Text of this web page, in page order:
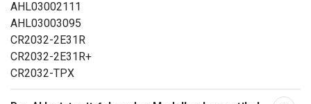
AHL03002111
AHL03003095
CR2032-2E31R
CR2032-2E31R+
CR2032-TPX